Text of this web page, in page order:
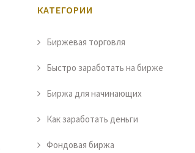
КАТЕГОРИИ
Биржевая торговля
Быстро заработать на бирже
Биржа для начинающих
Как заработать деньги
Фондовая биржа